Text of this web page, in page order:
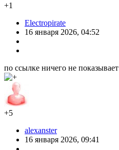
+1
Electropirate
16 января 2026, 04:52
по ссылке ничего не показывает
+5
alexanster
16 января 2026, 09:41